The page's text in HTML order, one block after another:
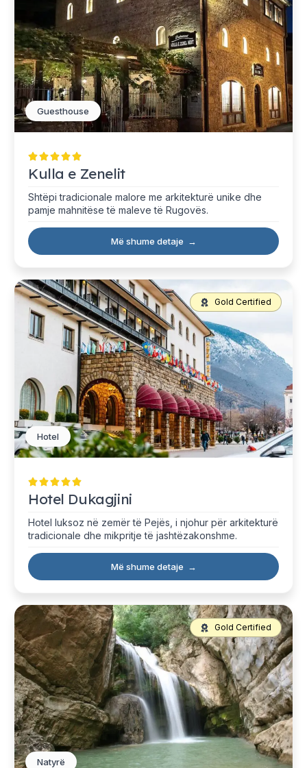
Guesthouse
Kulla e Zenelit
Shtëpi tradicionale malore me arkitekturë unike dhe
pamje mahnitëse të maleve të Rugovës.
Më shume detaje →
Gold Certified
Hotel
Hotel Dukagjini
Hotel luksoz në zemër të Pejës, i njohur për arkitekturë
tradicionale dhe mikpritje të jashtëzakonshme.
Më shume detaje →
Gold Certified
Natyrë